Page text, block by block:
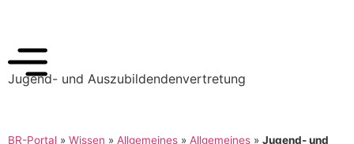
Jugend- und Auszubildendenvertretung
BR-Portal » Wissen » Allgemeines » Allgemeines » Jugend- und